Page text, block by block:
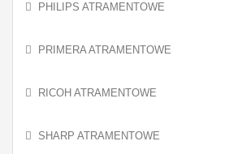
PHILIPS ATRAMENTOWE
PRIMERA ATRAMENTOWE
RICOH ATRAMENTOWE
SHARP ATRAMENTOWE